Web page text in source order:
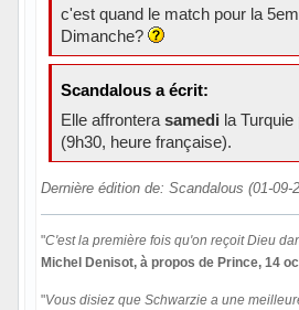
c'est quand le match pour la
Dimanche?
Scandalous a écrit:
Elle affrontera samedi la
(9h30, heure française).
Dernière édition de: Scandalous (01-09-
"C'est la première fois qu'on reçoit Dieu
Michel Denisot, à propos de Prince, 14
"Vous disiez que Schwarzie a une